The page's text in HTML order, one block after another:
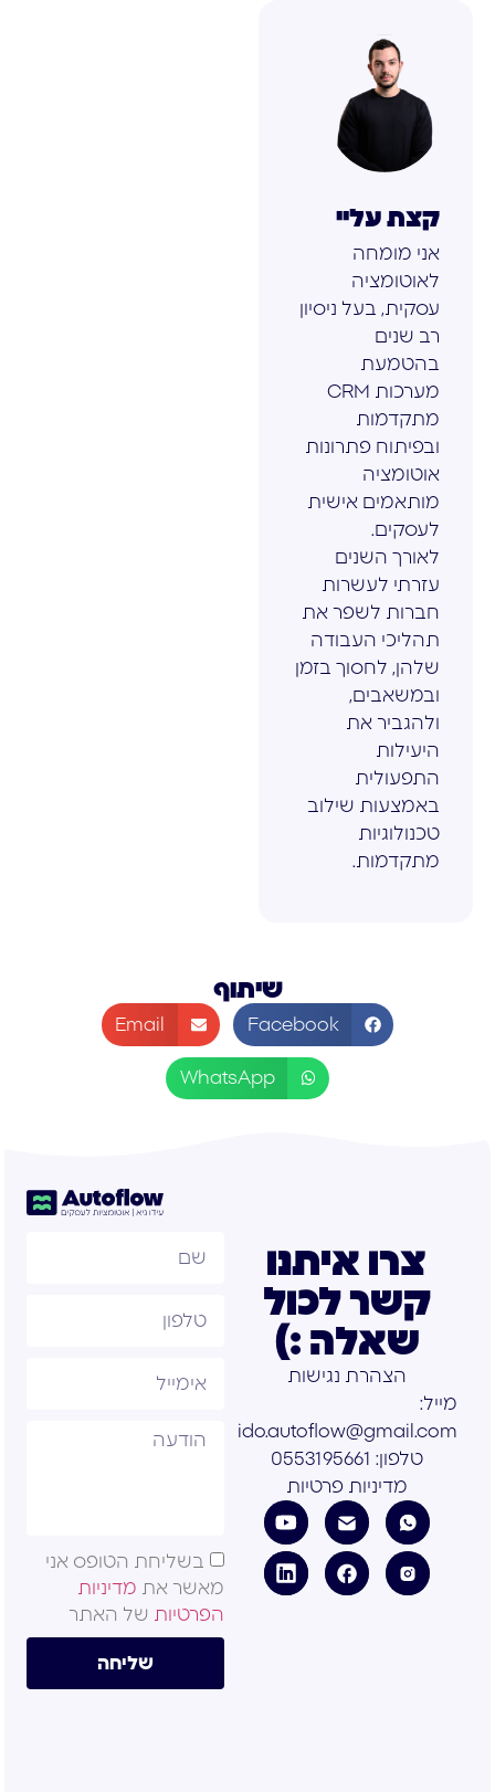
קצת עליי
אני מומחה
לאוטומציה
עסקית, בעל ניסיון
רב שנים
בהטמעת
מערכות CRM
מתקדמות
ובפיתוח פתרונות
אוטומציה
מותאמים אישית
לעסקים.
לאורך השנים
עזרתי לעשרות
חברות לשפר את
תהליכי העבודה
שלהן, לחסוך בזמן
ובמשאבים,
ולהגביר את
היעילות
התפעולית
באמצעות שילוב
טכנולוגיות
מתקדמות.
שיתוף
Facebook
Email
WhatsApp
צרו איתנו
קשר לכול
שאלה :)
הצהרת נגישות
מייל:
ido.autoflow@gmail.com
טלפון: 0553195661
מדיניות פרטיות
בשליחת הטופס אני
מאשר את מדיניות
הפרטיות של האתר
שליחה